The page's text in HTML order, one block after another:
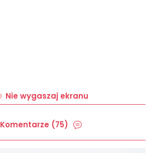
Nie wygaszaj ekranu
Komentarze (75)